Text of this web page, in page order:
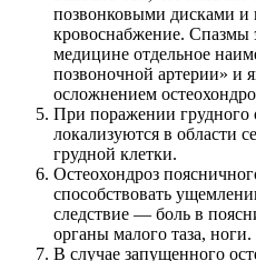
позвонковыми дисками и
кровоснабжение. Спазмы
медицине отдельное
позвоночной артерии» и
осложнением
При поражении грудного
локализуются в области
грудной клетки.
Остеохондроз
способствовать
следствие — боль в
органы малого таза, ноги.
В случае запущенного